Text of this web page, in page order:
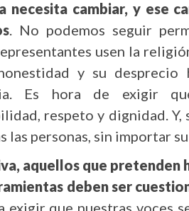
necesita cambiar, y ese
. No podemos seguir
usen la
y su desprecio
Es hora de exigir
respeto y dignidad.
las personas, sin importar
aquellos que pretenden
deben ser